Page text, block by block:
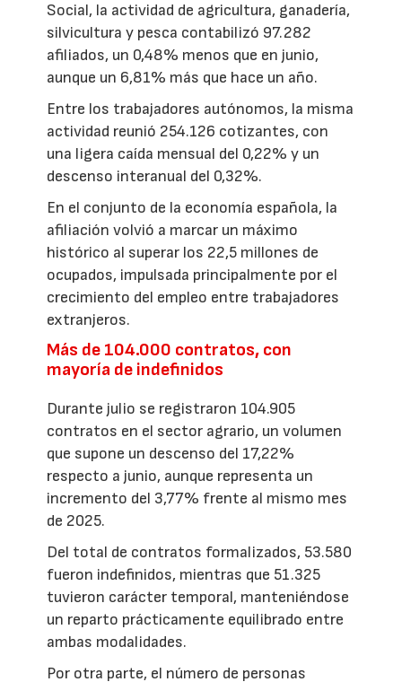
Social, la actividad de agricultura, ganadería,
silvicultura y pesca contabilizó 97.282
afiliados, un 0,48% menos que en junio,
aunque un 6,81% más que hace un año.
Entre los trabajadores autónomos, la misma
actividad reunió 254.126 cotizantes, con
una ligera caída mensual del 0,22% y un
descenso interanual del 0,32%.
En el conjunto de la economía española, la
afiliación volvió a marcar un máximo
histórico al superar los 22,5 millones de
ocupados, impulsada principalmente por el
crecimiento del empleo entre trabajadores
extranjeros.
Más de 104.000 contratos, con
mayoría de indefinidos
Durante julio se registraron 104.905
contratos en el sector agrario, un volumen
que supone un descenso del 17,22%
respecto a junio, aunque representa un
incremento del 3,77% frente al mismo mes
de 2025.
Del total de contratos formalizados, 53.580
fueron indefinidos, mientras que 51.325
tuvieron carácter temporal, manteniéndose
un reparto prácticamente equilibrado entre
ambas modalidades.
Por otra parte, el número de personas